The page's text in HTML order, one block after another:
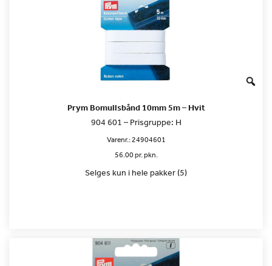
Prym Bomullsbånd 10mm 5m – Hvit
904 601 – Prisgruppe: H
Varenr.:24904601
56.00 pr. pkn.
Selges kun i hele pakker (5)